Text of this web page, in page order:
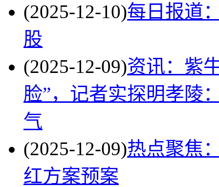
(2025-12-10)每日报道
股
(2025-12-09)资讯：紫
脸”，记者实探明孝陵
气
(2025-12-09)热点聚焦
红方案预案